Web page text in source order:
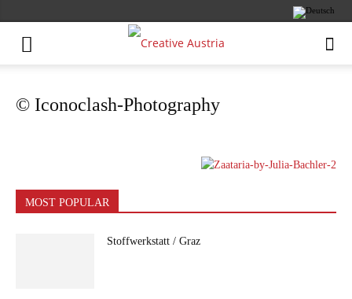
© Iconoclash-Photography
MOST POPULAR
Stoffwerkstatt / Graz